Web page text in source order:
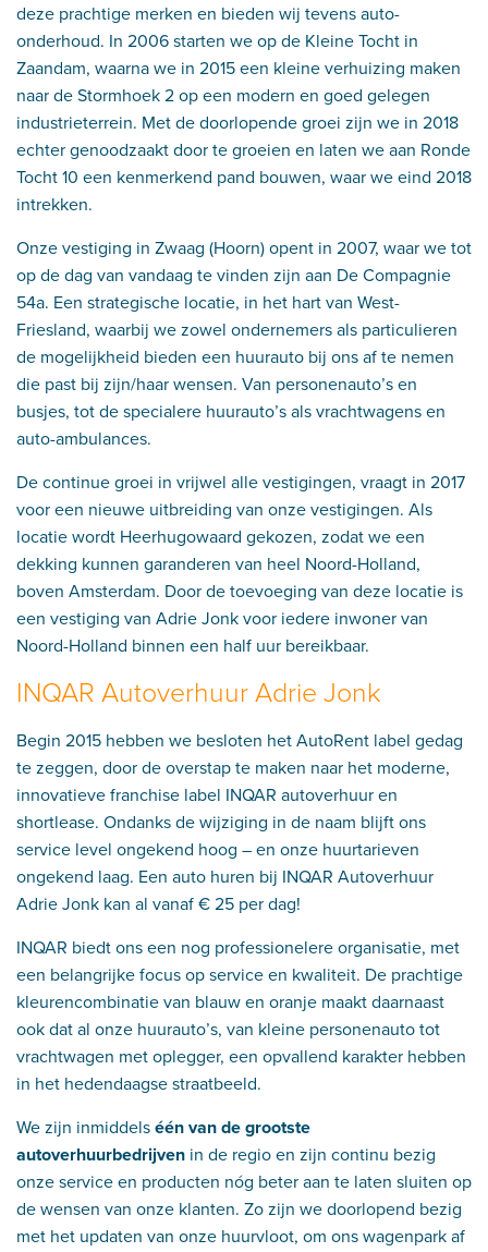
deze prachtige merken en bieden wij tevens auto-
onderhoud. In 2006 starten we op de Kleine Tocht in
Zaandam, waarna we in 2015 een kleine verhuizing maken
naar de Stormhoek 2 op een modern en goed gelegen
industrieterrein. Met de doorlopende groei zijn we in 2018
echter genoodzaakt door te groeien en laten we aan Ronde
Tocht 10 een kenmerkend pand bouwen, waar we eind 2018
intrekken.
Onze vestiging in Zwaag (Hoorn) opent in 2007, waar we tot
op de dag van vandaag te vinden zijn aan De Compagnie
54a. Een strategische locatie, in het hart van West-
Friesland, waarbij we zowel ondernemers als particulieren
de mogelijkheid bieden een huurauto bij ons af te nemen
die past bij zijn/haar wensen. Van personenauto’s en
busjes, tot de specialere huurauto’s als vrachtwagens en
auto-ambulances.
De continue groei in vrijwel alle vestigingen, vraagt in 2017
voor een nieuwe uitbreiding van onze vestigingen. Als
locatie wordt Heerhugowaard gekozen, zodat we een
dekking kunnen garanderen van heel Noord-Holland,
boven Amsterdam. Door de toevoeging van deze locatie is
een vestiging van Adrie Jonk voor iedere inwoner van
Noord-Holland binnen een half uur bereikbaar.
INQAR Autoverhuur Adrie Jonk
Begin 2015 hebben we besloten het AutoRent label gedag
te zeggen, door de overstap te maken naar het moderne,
innovatieve franchise label INQAR autoverhuur en
shortlease. Ondanks de wijziging in de naam blijft ons
service level ongekend hoog – en onze huurtarieven
ongekend laag. Een auto huren bij INQAR Autoverhuur
Adrie Jonk kan al vanaf € 25 per dag!
INQAR biedt ons een nog professionelere organisatie, met
een belangrijke focus op service en kwaliteit. De prachtige
kleurencombinatie van blauw en oranje maakt daarnaast
ook dat al onze huurauto’s, van kleine personenauto tot
vrachtwagen met oplegger, een opvallend karakter hebben
in het hedendaagse straatbeeld.
We zijn inmiddelséén van de grootste
autoverhuurbedrijven in de regio en zijn continu bezig
onze service en producten nóg beter aan te laten sluiten op
de wensen van onze klanten. Zo zijn we doorlopend bezig
met het updaten van onze huurvloot, om ons wagenpark af